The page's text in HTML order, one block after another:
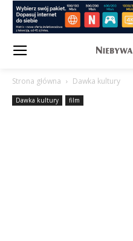
Strona główna Dawka kultury
Dawka kultury film